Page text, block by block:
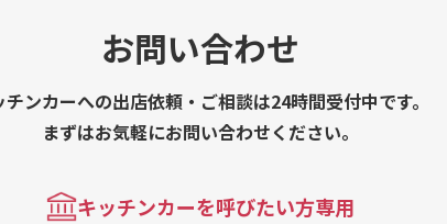
お問い合わせ
チンカーへの出店依頼・ご相談は24時間受付中です。
まずはお気軽にお問い合わせください。
キッチンカーを呼びたい方専用